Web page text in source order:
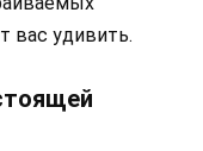
вас удивить.